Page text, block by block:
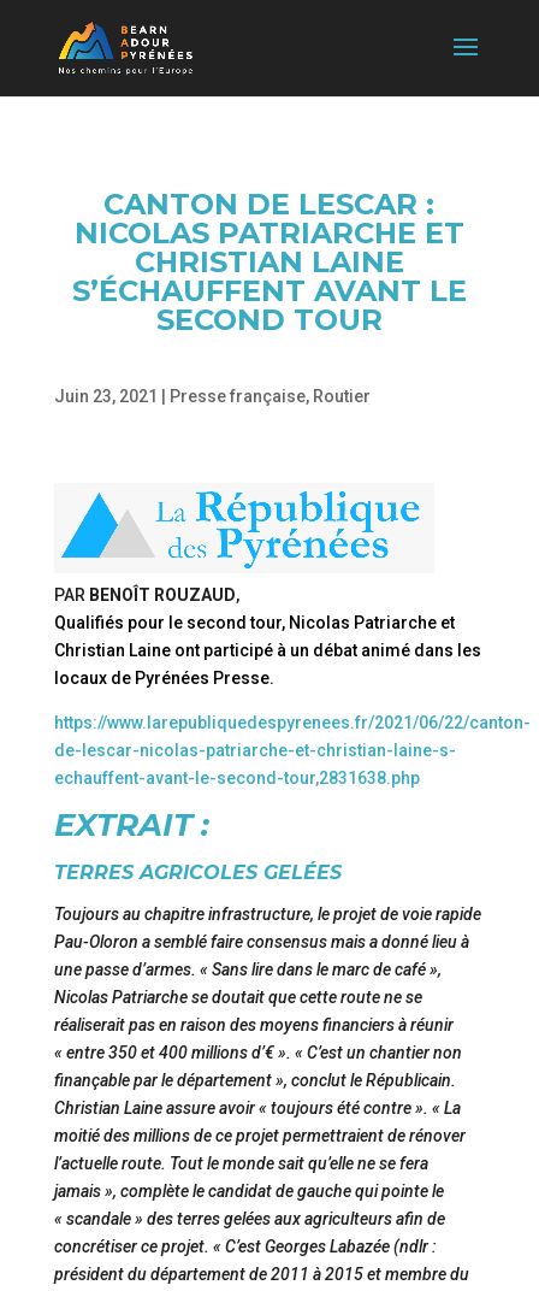
CANTON DE LESCAR :
NICOLAS PATRIARCHE ET
CHRISTIAN LAINE
S’ÉCHAUFFENT AVANT LE
SECOND TOUR
Juin 23, 2021 Presse française, Routier
PAR BENOÎT ROUZAUD,
Qualifiés pour le second tour, Nicolas Patriarche et
Christian Laine ont participé à un débat animé dans les
locaux de Pyrénées Presse.
https://www.larepubliquedespyrenees.fr/2021/06/22/canton-
de-lescar-nicolas-patriarche-et-christian-laine-s-
echauffent-avant-le-second-tour,2831638.php
EXTRAIT :
TERRES AGRICOLES GELÉES
Toujours au chapitre infrastructure, le projet de voie rapide
Pau-Oloron a semblé faire consensus mais a donné lieu à
une passe d’armes. « Sans lire dans le marc de café »,
Nicolas Patriarche se doutait que cette route ne se
réaliserait pas en raison des moyens financiers à réunir
« entre 350 et 400 millions d’€ ». « C’est un chantier non
finançable par le département », conclut le Républicain.
Christian Laine assure avoir « toujours été contre ». « La
moitié des millions de ce projet permettraient de rénover
l’actuelle route. Tout le monde sait qu’elle ne se fera
jamais », complète le candidat de gauche qui pointe le
« scandale » des terres gelées aux agriculteurs afin de
concrétiser ce projet. « C’est Georges Labazée (ndlr :
président du département de 2011 à 2015 et membre du